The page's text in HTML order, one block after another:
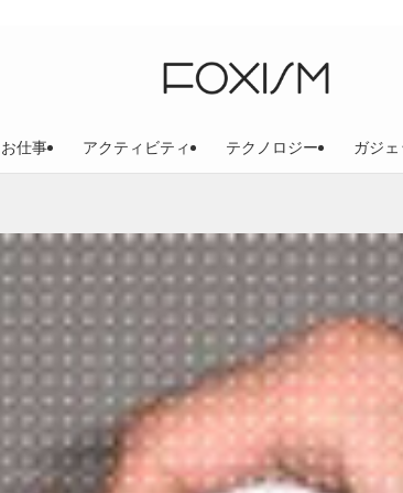
お仕事 アクティビティ テクノロジー ガジェ